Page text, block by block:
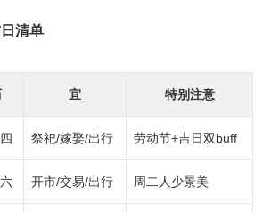
清单
宜 特别注意
祭祀/嫁娶/出行 劳动节+吉日双buff
开市/交易/出行 周二人少景美